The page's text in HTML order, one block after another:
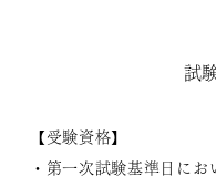
試
【受験資格】
・第一次試験基準日に